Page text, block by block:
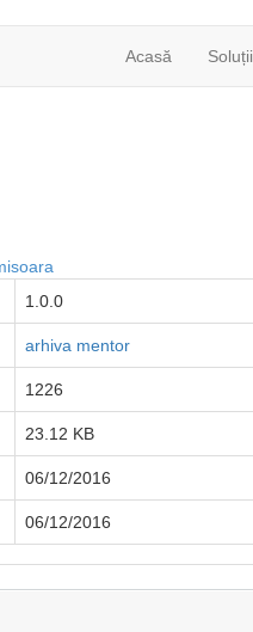
Acasă Soluții
1.0.0
arhiva mentor
1226
23.12 KB
06/12/2016
06/12/2016